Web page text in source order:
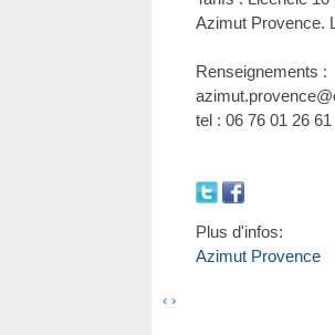
Azimut Provence.
Renseignements :
tel : 06 76 01 26 61
Plus d'infos:
Azimut Provence
‹ ›